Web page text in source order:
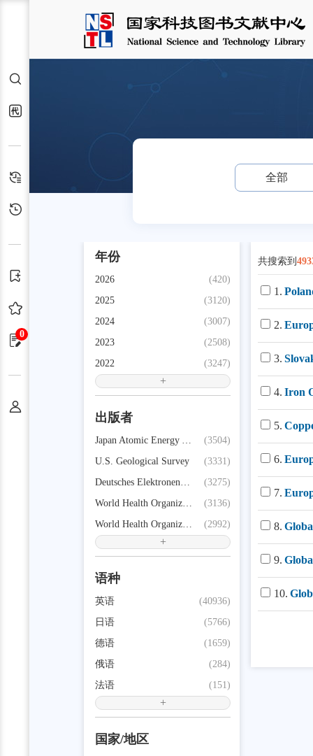
0
全部
年份
(420)
2026
(3120)
2025
(3007)
2024
(2508)
2023
(3247)
2022
+
出版者
(3504)
Japan Atomic Energy Agency (JAEA)
(3331)
U.S. Geological Survey
(3275)
Deutsches Elektronen-Synchrotron
(3136)
World Health Organization
(2992)
World Health Organization,
+
语种
(40936)
英语
(5766)
日语
(1659)
德语
(284)
俄语
(151)
法语
+
国家/地区
共搜索到
1.
2.
3.
4. Iron
5.
6.
7.
8.
9.
10.